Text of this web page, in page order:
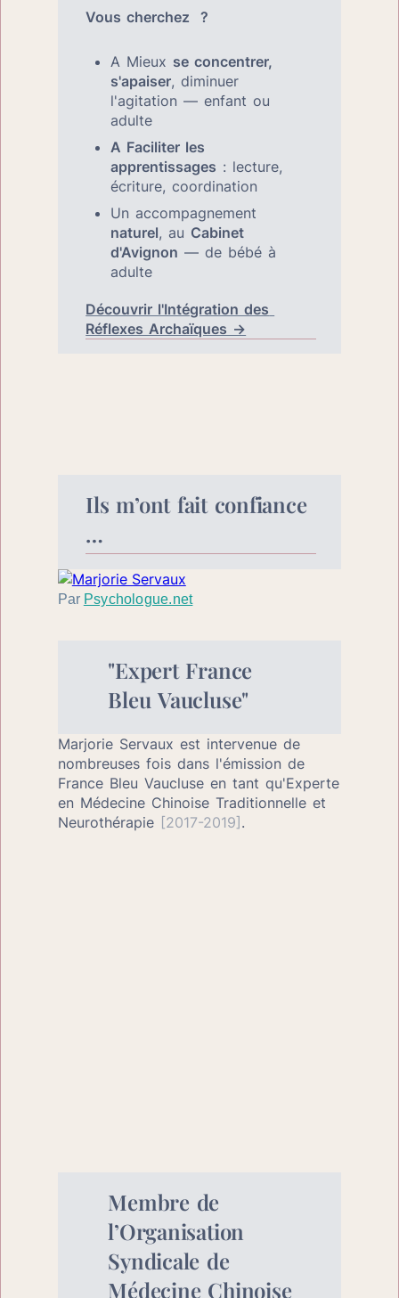
Vous cherchez  ?
A Mieux se concentrer,
s'apaiser, diminuer
l'agitation — enfant ou
adulte
A Faciliter les
apprentissages : lecture,
écriture, coordination
naturel, au Cabinet
d'Avignon — de bébé à
adulte
Découvrir l'Intégration des
Réflexes Archaïques →
Ils m’ont fait confiance
…
Par Psychologue.net
"Expert France
Bleu Vaucluse"
Marjorie Servaux est intervenue de
nombreuses fois dans l'émission de
France Bleu Vaucluse en tant qu'Experte
en Médecine Chinoise Traditionnelle et
Neurothérapie [2017-2019] .
Membre de
l’Organisation
Syndicale de
Médecine Chinoise